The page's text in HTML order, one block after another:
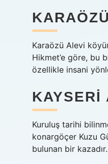
Karaözü Alevi
Hikmet’e göre, bu
özellikle insani
KAYSERI
Kuruluş tarihi
konargöçer Kuzu
bulunan bir kazadır.